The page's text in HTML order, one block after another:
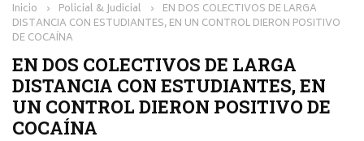
Inicio › Policial & Judicial › EN DOS COLECTIVOS DE LARGA
DISTANCIA CON ESTUDIANTES, EN UN CONTROL DIERON POSITIVO
DE COCAÍNA
EN DOS COLECTIVOS DE LARGA
DISTANCIA CON ESTUDIANTES, EN
UN CONTROL DIERON POSITIVO DE
COCAÍNA